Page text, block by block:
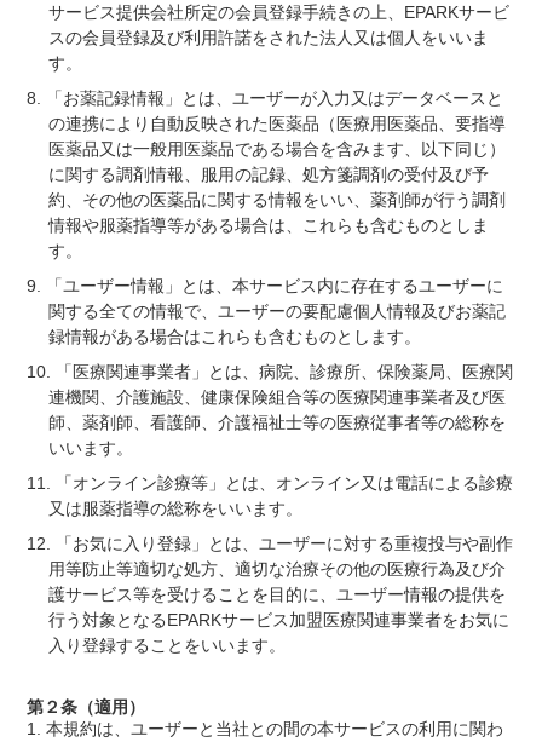
サービス提供会社所定の会員登録手続きの上、EPARKサービ
スの会員登録及び利用許諾をされた法人又は個人をいいま
す。
「お薬記録情報」とは、ユーザーが入力又はデータベースと
の連携により自動反映された医薬品（医療用医薬品、要指導
医薬品又は一般用医薬品である場合を含みます、以下同じ）
に関する調剤情報、服用の記録、処方箋調剤の受付及び予
約、その他の医薬品に関する情報をいい、薬剤師が行う調剤
情報や服薬指導等がある場合は、これらも含むものとしま
す。
「ユーザー情報」とは、本サービス内に存在するユーザーに
関する全ての情報で、ユーザーの要配慮個人情報及びお薬記
録情報がある場合はこれらも含むものとします。
「医療関連事業者」とは、病院、診療所、保険薬局、医療関
連機関、介護施設、健康保険組合等の医療関連事業者及び医
師、薬剤師、看護師、介護福祉士等の医療従事者等の総称を
いいます。
「オンライン診療等」とは、オンライン又は電話による診療
又は服薬指導の総称をいいます。
「お気に入り登録」とは、ユーザーに対する重複投与や副作
用等防止等適切な処方、適切な治療その他の医療行為及び介
護サービス等を受けることを目的に、ユーザー情報の提供を
行う対象となるEPARKサービス加盟医療関連事業者をお気に
入り登録することをいいます。
第２条（適用）
本規約は、ユーザーと当社との間の本サービスの利用に関わ